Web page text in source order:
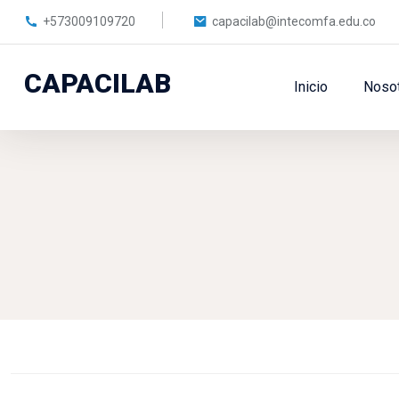
+573009109720 capacilab@intecomfa.edu.co
CAPACILAB Inicio